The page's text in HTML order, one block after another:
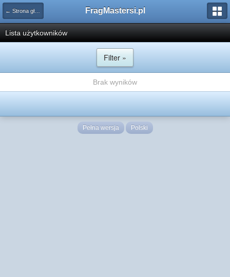
← Strona główna FragMastersi.pl
Lista użytkowników
Filter »
Brak wyników
Pełna wersja Polski